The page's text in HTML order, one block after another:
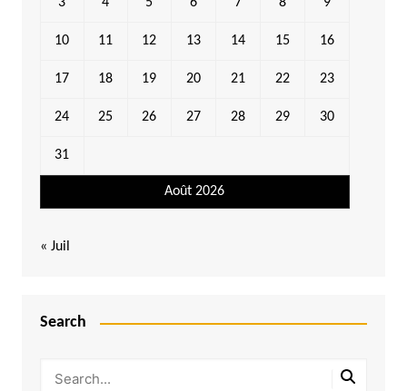
Août 2026
3 4 5 6 7 8 9
10 11 12 13 14 15 16
17 18 19 20 21 22 23
24 25 26 27 28 29 30
31
« Juil
Search